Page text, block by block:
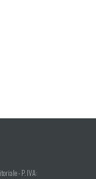
- P. IVA: